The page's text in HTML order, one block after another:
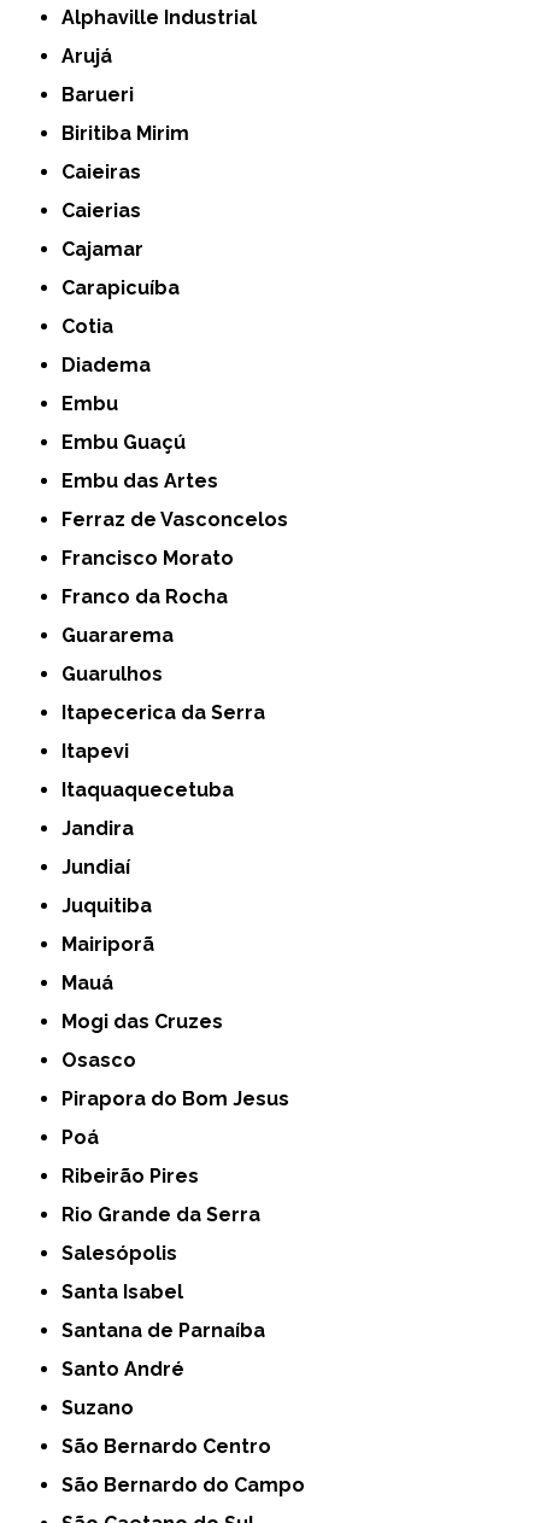
Alphaville Industrial
Arujá
Barueri
Biritiba Mirim
Caieiras
Caierias
Cajamar
Carapicuíba
Cotia
Diadema
Embu
Embu Guaçú
Embu das Artes
Ferraz de Vasconcelos
Francisco Morato
Franco da Rocha
Guararema
Guarulhos
Itapecerica da Serra
Itapevi
Itaquaquecetuba
Jandira
Jundiaí
Juquitiba
Mairiporã
Mauá
Mogi das Cruzes
Osasco
Pirapora do Bom Jesus
Poá
Ribeirão Pires
Rio Grande da Serra
Salesópolis
Santa Isabel
Santana de Parnaíba
Santo André
Suzano
São Bernardo Centro
São Bernardo do Campo